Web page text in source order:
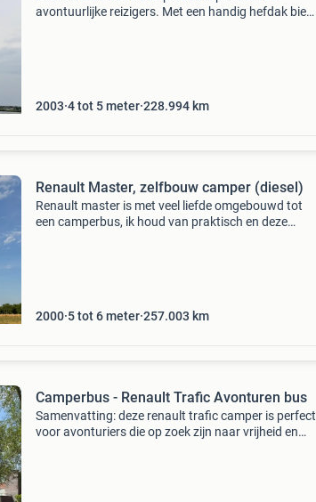
avontuurlijke reizigers. Met een handig hefdak biedt
2003 4 tot 5 meter 228.994 km
Renault Master, zelfbouw camper (diesel)
Renault master is met veel liefde omgebouwd tot
een camperbus, ik houd van praktisch en deze
2000 5 tot 6 meter 257.003 km
Camperbus - Renault Trafic Avonturen bus
Samenvatting: deze renault trafic camper is perfect
voor avonturiers die op zoek zijn naar vrijheid en